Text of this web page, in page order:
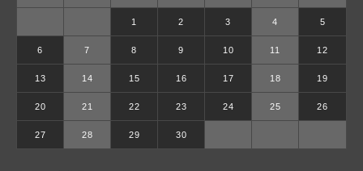
1 2 3 4 5
6 7 8 9 10 11 12
13 14 15 16 17 18 19
20 21 22 23 24 25 26
27 28 29 30